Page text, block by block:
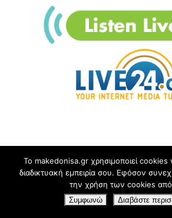
Το makedonisa.gr χρησιμοποιεί cookies
διαδικτυακή εμπειρία σου. Εφόσον
την χρήση των cookies
Συμφωνώ Διαβάστε